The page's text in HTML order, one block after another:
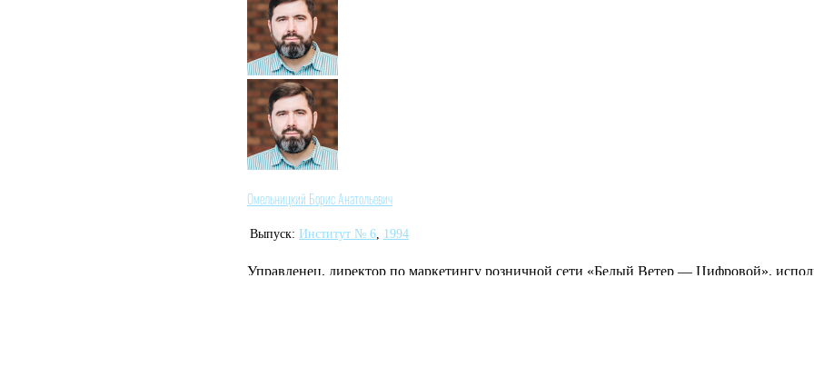
Омельницкий Борис Анатольевич
Выпуск: Институт № 6 1994
Управленец, директор по маркетингу розничной сети «Белый Ветер — Цифровой»,